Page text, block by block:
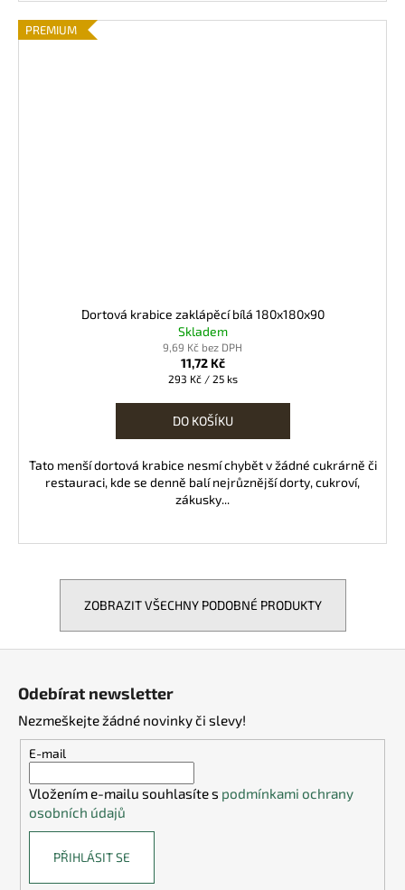
PREMIUM
Dortová krabice zaklápěcí bílá 180x180x90
Skladem
9,69 Kč bez DPH
11,72 Kč
Měrná
293 Kč / 25 ks
DO KOŠÍKU
Tato menší dortová krabice nesmí chybět v žádné cukrárně či
restauraci, kde se denně balí nejrůznější dorty, cukroví,
zákusky...
ZOBRAZIT VŠECHNY PODOBNÉ PRODUKTY
Odebírat newsletter
Nezmeškejte žádné novinky či slevy!
E-mail
Vložením e-mailu souhlasíte s podmínkami ochrany
osobních údajů
PŘIHLÁSIT SE